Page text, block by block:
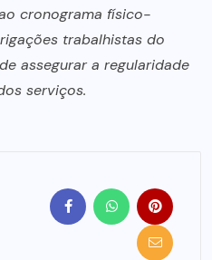
cronograma físico-
trabalhistas do
assegurar a regularidade
serviços.